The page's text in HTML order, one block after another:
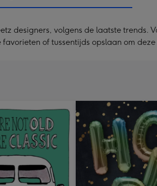
designers, volgens de laatste trends.
favorieten of tussentijds opslaan om